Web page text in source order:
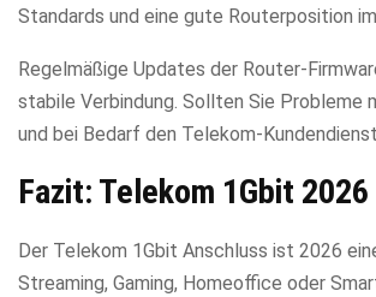
Standards und eine gute Routerposition
Regelmäßige Updates der Router-
stabile Verbindung. Sollten Sie Probleme
und bei Bedarf den Telekom-
Fazit: Telekom 1Gbit
Der Telekom 1Gbit Anschluss ist 2026
Streaming, Gaming, Homeoffice oder